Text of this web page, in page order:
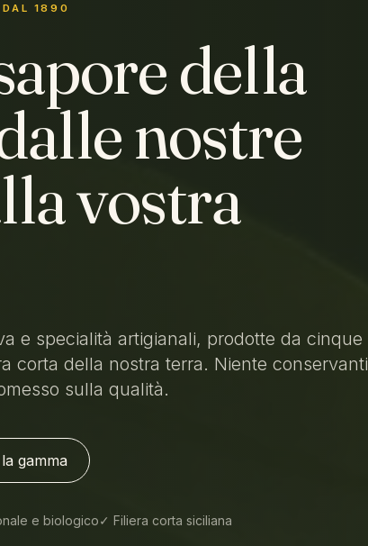
1890
della
nostre
vostra
e specialità artigianali, prodotte da cinque
corta della nostra terra. Niente conservanti
sulla qualità.
gamma
e biologico✓ Filiera corta siciliana